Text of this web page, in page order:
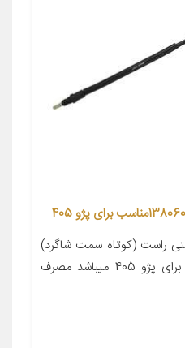
راست (کوتاه سمت شاگرد)
ایساکو کد 13806004مناسب برای پژو 405 میباشد مصرف